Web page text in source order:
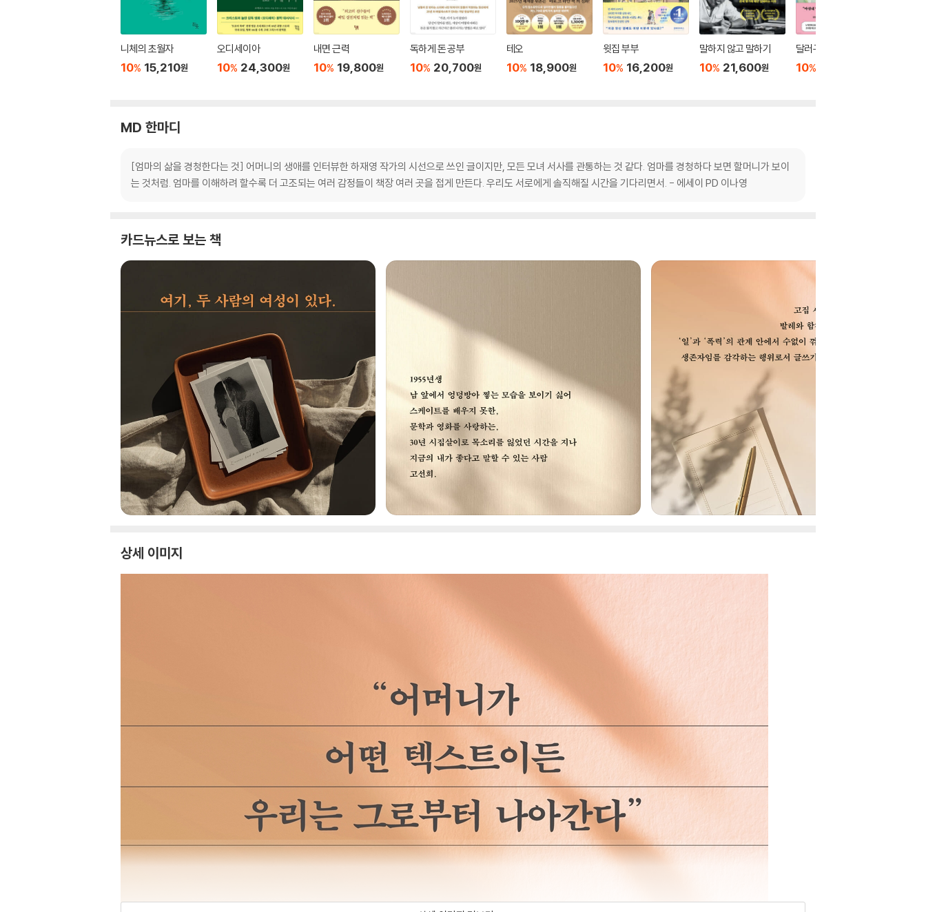
니체의 초월자
10% 15,210원
오디세이아
10% 24,300원
내면 근력
10% 19,800원
독하게 돈 공부
10% 20,700원
테오
10% 18,900원
윗집 부부
10% 16,200원
말하지 않고 말하기
10% 21,600원
달러구트 꿈 백화점 0
10%
MD 한마디
[엄마의 삶을 경청한다는 것] 어머니의 생애를 인터뷰한 하재영 작가의 시선으로 쓰인 글이지만, 모든 모녀 서사를 관통하는 것 같다. 엄마를 경청하다 보면 할머니가 보이
는 것처럼. 엄마를 이해하려 할수록 더 고조되는 여러 감정들이 책장 여러 곳을 접게 만든다. 우리도 서로에게 솔직해질 시간을 기다리면서. - 에세이 PD 이나영
카드뉴스로 보는 책
상세 이미지